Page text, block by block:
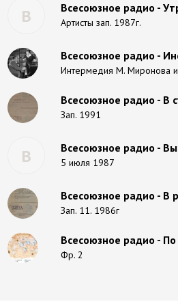
В Всесоюзное радио -
Артисты зап. 1987г.
Всесоюзное радио -
Интермедия М. Миронова
Всесоюзное радио - В
Зап. 1991
В Всесоюзное радио -
5 июля 1987
Всесоюзное радио - В
Зап. 11. 1986г
Всесоюзное радио -
Фр. 2